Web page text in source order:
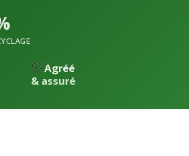
Agréé
& assuré
de débarras àOttignies